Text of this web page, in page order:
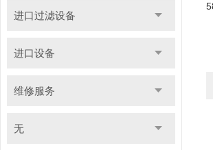
进口过滤设备
进口设备
维修服务
无